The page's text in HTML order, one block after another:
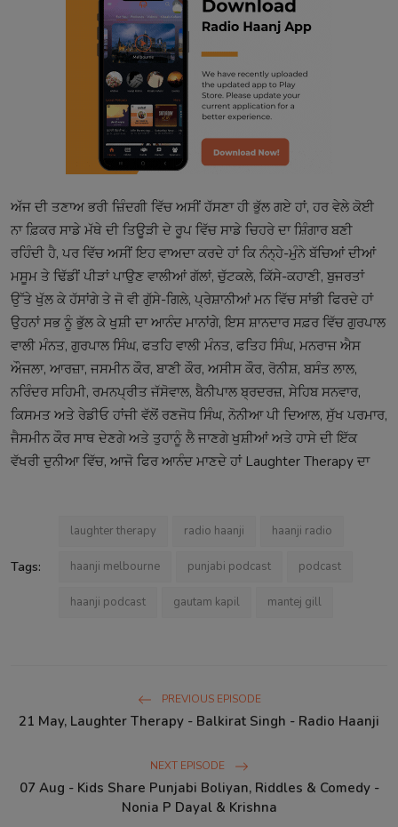
ਅੱਜ ਦੀ ਤਣਾਅ ਭਰੀ ਜ਼ਿੰਦਗੀ ਵਿੱਚ ਅਸੀਂ ਹੱਸਣਾ ਹੀ ਭੁੱਲ ਗਏ ਹਾਂ, ਹਰ ਵੇਲੇ ਕੋਈ
ਨਾ ਫ਼ਿਕਰ ਸਾਡੇ ਮੱਥੇ ਦੀ ਤਿਊੜੀ ਦੇ ਰੂਪ ਵਿੱਚ ਸਾਡੇ ਚਿਹਰੇ ਦਾ ਸ਼ਿੰਗਾਰ ਬਣੀ
ਰਹਿੰਦੀ ਹੈ, ਪਰ ਵਿੱਚ ਅਸੀਂ ਇਹ ਵਾਅਦਾ ਕਰਦੇ ਹਾਂ ਕਿ ਨੰਨ੍ਹੇ-ਮੁੰਨੇ ਬੱਚਿਆਂ ਦੀਆਂ
ਮਸੂਮ ਤੇ ਢਿੱਡੀਂ ਪੀੜਾਂ ਪਾਉਣ ਵਾਲੀਆਂ ਗੱਲਾਂ, ਚੁੱਟਕਲੇ, ਕਿੱਸੇ-ਕਹਾਣੀ, ਬੁਜਰਤਾਂ
ਉੱਤੇ ਖੁੱਲ ਕੇ ਹੱਸਾਂਗੇ ਤੇ ਜੋ ਵੀ ਗੁੱਸੇ-ਗਿਲੇ, ਪ੍ਰੇਸ਼ਾਨੀਆਂ ਮਨ ਵਿੱਚ ਸਾਂਭੀ ਫਿਰਦੇ ਹਾਂ
ਉਹਨਾਂ ਸਭ ਨੂੰ ਭੁੱਲ ਕੇ ਖੁਸ਼ੀ ਦਾ ਆਨੰਦ ਮਾਨਾਂਗੇ, ਇਸ ਸ਼ਾਨਦਾਰ ਸਫ਼ਰ ਵਿੱਚ ਗੁਰਪਾਲ
ਵਾਲੀ ਮੰਨਤ, ਗੁਰਪਾਲ ਸਿੰਘ, ਫਤਹਿ ਵਾਲੀ ਮੰਨਤ, ਫਤਿਹ ਸਿੰਘ, ਮਨਰਾਜ ਐਸ
ਔਜਲਾ, ਆਰਜ਼ਾ, ਜਸਮੀਨ ਕੌਰ, ਬਾਣੀ ਕੌਰ, ਅਸੀਸ ਕੌਰ, ਰੋਨੀਸ਼, ਬਸੰਤ ਲਾਲ,
ਨਰਿੰਦਰ ਸਹਿਮੀ, ਰਮਨਪ੍ਰੀਤ ਜੱਸੋਵਾਲ, ਬੈਨੀਪਾਲ ਬ੍ਰਦਰਜ਼, ਸੇਹਿਬ ਸਨਵਾਰ,
ਕਿਸਮਤ ਅਤੇ ਰੇਡੀਓ ਹਾਂਜੀ ਵੱਲੋਂ ਰਣਜੋਧ ਸਿੰਘ, ਨੋਨੀਆ ਪੀ ਦਿਆਲ, ਸੁੱਖ ਪਰਮਾਰ,
ਜੈਸਮੀਨ ਕੌਰ ਸਾਥ ਦੇਣਗੇ ਅਤੇ ਤੁਹਾਨੂੰ ਲੈ ਜਾਣਗੇ ਖੁਸ਼ੀਆਂ ਅਤੇ ਹਾਸੇ ਦੀ ਇੱਕ
ਵੱਖਰੀ ਦੁਨੀਆ ਵਿੱਚ, ਆਜੋ ਫਿਰ ਆਨੰਦ ਮਾਣਦੇ ਹਾਂ Laughter Therapy ਦਾ
Tags:
laughter therapy radio haanji haanji radio
haanji melbourne punjabi podcast podcast
haanji podcast gautam kapil mantej gill
PREVIOUS EPISODE
21 May, Laughter Therapy - Balkirat Singh - Radio Haanji
NEXT EPISODE
07 Aug - Kids Share Punjabi Boliyan, Riddles & Comedy -
Nonia P Dayal & Krishna